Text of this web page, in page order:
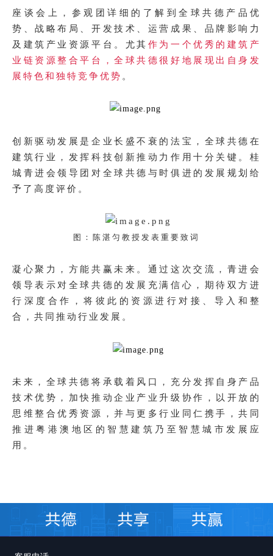
座谈会上，参观团详细的了解到 全球共德 产品优
势、战略布局、开发技术、运营成果、品牌影响力
及建筑产业资源平台。尤其 作为一个优秀的建筑产
业链资源整合平台，全球共德很好地展现出自身发
展特色和独特竞争优势 。
创新驱动发展是企业长盛不衰的法宝，全球共德在
建筑行业，发挥科技创新推动力作用十分关键。桂
城青进会领导团对全球共德与时俱进的发展规划给
予了高度评价。
图：陈湛匀教授发表重要致词
凝心聚力，方能共赢未来。 通过这次交流，青进会
领导表示对全球共德的发展充满信心，期待双方进
行深度合作，将彼此的资源进行对接、导入和整
合，共同推动行业发展。
未来，全球共德将承载着风口，充分发挥自身产品
技术优势，加快推动企业产业升级协作，以开放的
思维整合优秀资源，并与更多行业同仁携手，共同
推进粤港澳地区的智慧建筑乃至智慧城市发展应
用。